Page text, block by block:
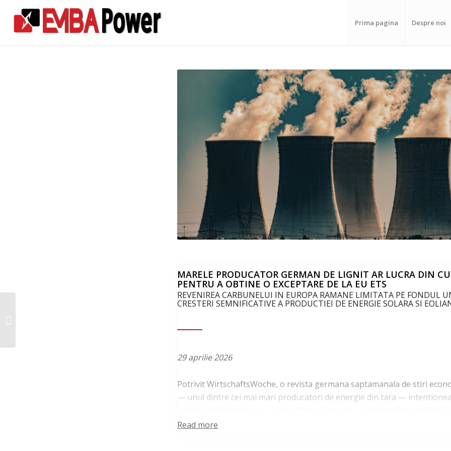
Prima pagina Despre noi
MARELE PRODUCATOR GERMAN DE LIGNIT AR LUCRA DIN
PENTRU A OBTINE O EXCEPTARE DE LA EU ETS
REVENIREA CARBUNELUI IN EUROPA RAMANE LIMITATA PE FONDUL
CRESTERI SEMNIFICATIVE A PRODUCTIEI DE ENERGIE SOLARA SI
29 aprilie 2026
Potrivit WirtschaftsWoche, o revista germana saptamanala de stiri
— unul dintre cei mai mari producatori de energie din tara —
Mijlociu a facut din revenirea la carbune un scenariu care merita luat in
Read more